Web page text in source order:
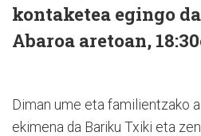
kontaketea egingo
Abaroa aretoan,
Diman ume eta familientzako
ekimena da Bariku Txiki eta